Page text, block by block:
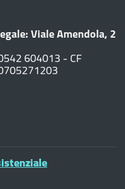
Viale Amendola, 2
604013 - CF